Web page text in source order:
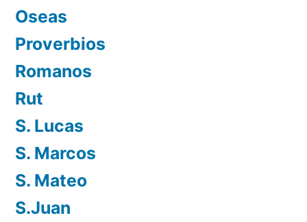
Oseas
Proverbios
Romanos
Rut
S. Lucas
S. Marcos
S. Mateo
S.Juan